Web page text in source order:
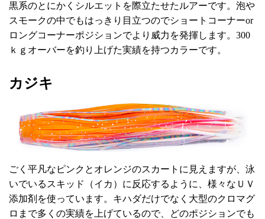
黒系のとにかくシルエットを際立たせたルアーです。泡や
スモークの中でもはっきり目立つのでショートコーナーor
ロングコーナーポジションでより威力を発揮します。300
ｋｇオーバーを釣り上げた実績を持つカラーです。
カジキ
ごく平凡なピンクとオレンジのスカートに見えますが、泳
いでいるスキッド（イカ）に反応するように、様々なＵＶ
添加剤を使っています。キハダだけでなく大型のクロマグ
ロまで多くの実績を上げているので、どのポジションでも